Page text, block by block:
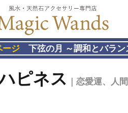
ージ 下弦の月 ～調和とバラン
ピネス ｜恋愛運、人